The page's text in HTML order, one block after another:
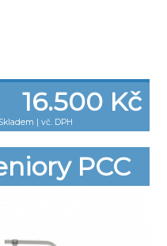
16.500 Kč
Skladem | vč. DPH
PCC